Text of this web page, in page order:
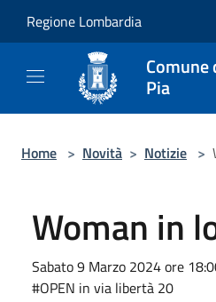
Regione Lombardia
Comune
Pia
Home > Novità > Notizie >
Woman in
Sabato 9 Marzo 2024 ore
#OPEN in via libertà 20